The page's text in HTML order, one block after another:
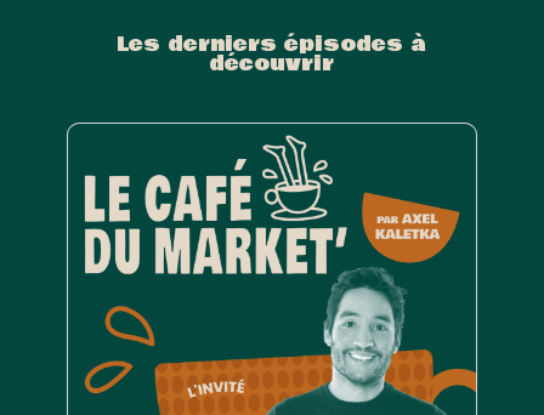
Les derniers épisodes à
découvrir